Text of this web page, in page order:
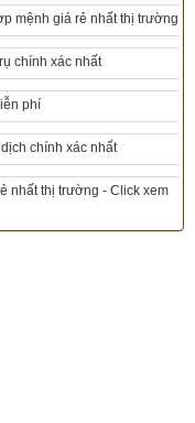
mệnh giá rẻ nhất thị trường
chính xác nhất
phí
chính xác nhất
nhất thị trường - Click xem